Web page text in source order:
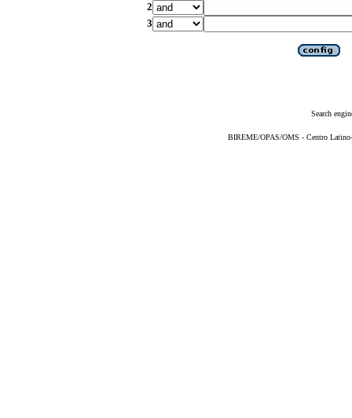
2
3
Search
BIREME/OPAS/OMS - Centro Latino-